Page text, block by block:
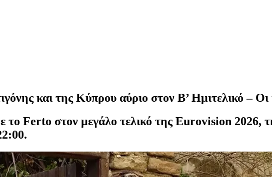
και της Κύπρου αύριο στον Β’ Ημιτελικό –
Ferto στον μεγάλο τελικό της Eurovision 2026,